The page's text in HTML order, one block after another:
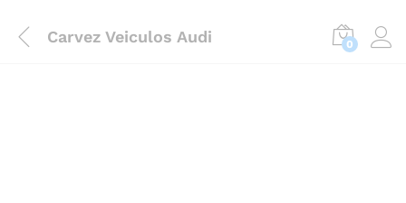
Carvez Veiculos Audi 0